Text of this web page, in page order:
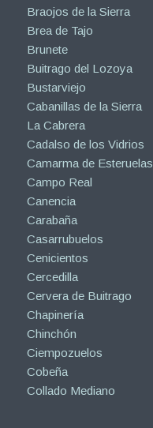
Braojos de la Sierra
Brea de Tajo
Brunete
Buitrago del Lozoya
Bustarviejo
Cabanillas de la Sierra
La Cabrera
Cadalso de los Vidrios
Camarma de Esteruelas
Campo Real
Canencia
Carabaña
Casarrubuelos
Cenicientos
Cercedilla
Cervera de Buitrago
Chapinería
Chinchón
Ciempozuelos
Cobeña
Collado Mediano